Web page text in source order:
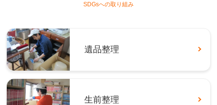
SDGsへの取り組み
遺品整理
生前整理